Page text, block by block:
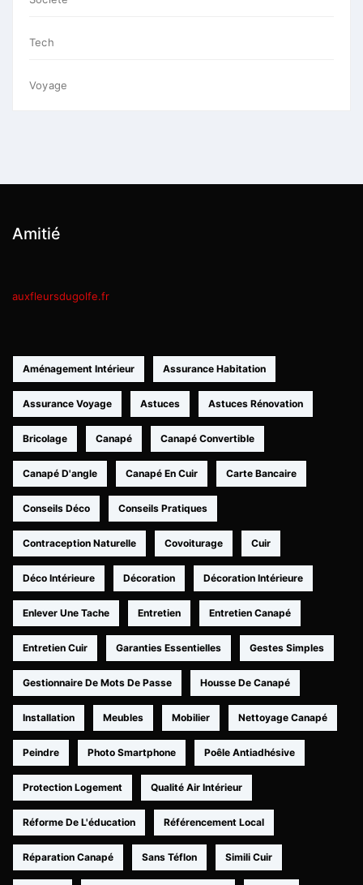
Tech
Voyage
Amitié
auxfleursdugolfe.fr
Aménagement Intérieur Assurance Habitation
Assurance Voyage Astuces Astuces Rénovation
Bricolage Canapé Canapé Convertible
Canapé D'angle Canapé En Cuir Carte Bancaire
Conseils Déco Conseils Pratiques
Contraception Naturelle Covoiturage Cuir
Déco Intérieure Décoration Décoration Intérieure
Enlever Une Tache Entretien Entretien Canapé
Entretien Cuir Garanties Essentielles Gestes Simples
Gestionnaire De Mots De Passe Housse De Canapé
Installation Meubles Mobilier Nettoyage Canapé
Peindre Photo Smartphone Poêle Antiadhésive
Protection Logement Qualité Air Intérieur
Réforme De L'éducation Référencement Local
Réparation Canapé Sans Téflon Simili Cuir